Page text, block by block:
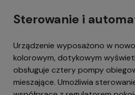
Sterowanie i
Urządzenie wyposażono w
kolorowym, dotykowym
obsługuje cztery pompy
mieszające. Umożliwia